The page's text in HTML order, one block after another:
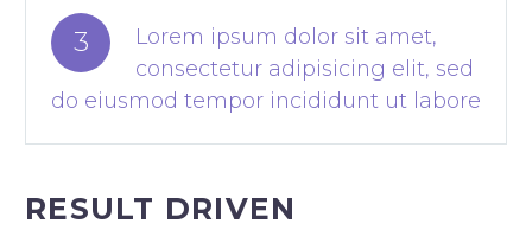
3
Lorem ipsum dolor sit amet,
consectetur adipisicing elit, sed
do eiusmod tempor incididunt ut labore
RESULT DRIVEN